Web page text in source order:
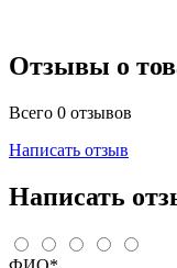
Отзывы о
Всего 0 отзывов
Написать отзыв
Написать